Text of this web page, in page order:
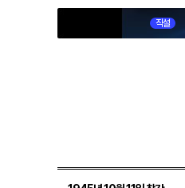
직설